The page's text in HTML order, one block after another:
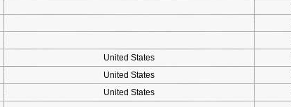
United States
United States
United States